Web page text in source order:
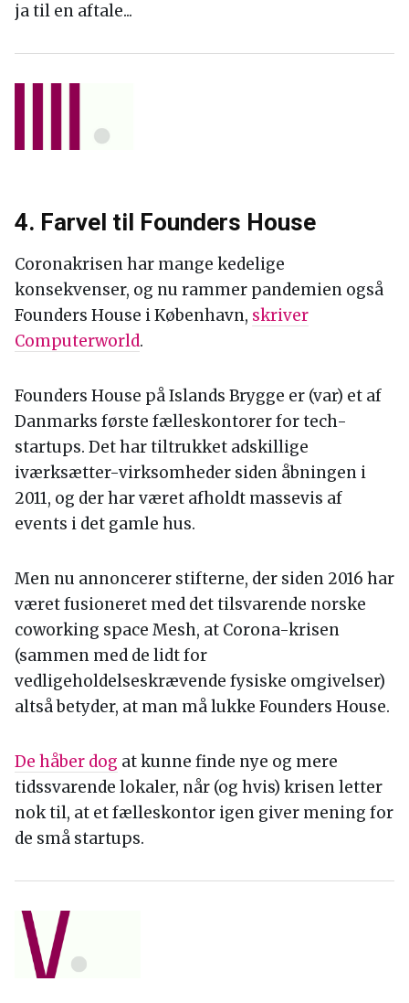
ja til en aftale...
4. Farvel til Founders House
Coronakrisen har mange kedelige
konsekvenser, og nu rammer pandemien også
Founders House i København, skriver
Computerworld.
Founders House på Islands Brygge er (var) et af
Danmarks første fælleskontorer for tech-
startups. Det har tiltrukket adskillige
iværksætter-virksomheder siden åbningen i
2011, og der har været afholdt massevis af
events i det gamle hus.
Men nu annoncerer stifterne, der siden 2016 har
været fusioneret med det tilsvarende norske
coworking space Mesh, at Corona-krisen
(sammen med de lidt for
vedligeholdelseskrævende fysiske omgivelser)
altså betyder, at man må lukke Founders House.
De håber dog at kunne finde nye og mere
tidssvarende lokaler, når (og hvis) krisen letter
nok til, at et fælleskontor igen giver mening for
de små startups.